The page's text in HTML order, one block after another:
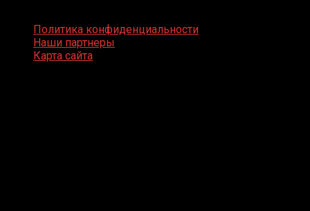
Политика конфиденциальности
Наши партнеры
Карта сайта